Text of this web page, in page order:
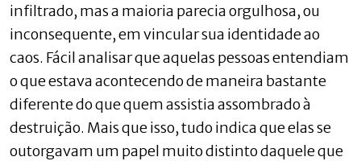
infiltrado, mas a maioria parecia orgulhosa, ou
inconsequente, em vincular sua identidade ao
caos. Fácil analisar que aquelas pessoas entendiam
o que estava acontecendo de maneira bastante
diferente do que quem assistia assombrado à
destruição. Mais que isso, tudo indica que elas se
outorgavam um papel muito distinto daquele que